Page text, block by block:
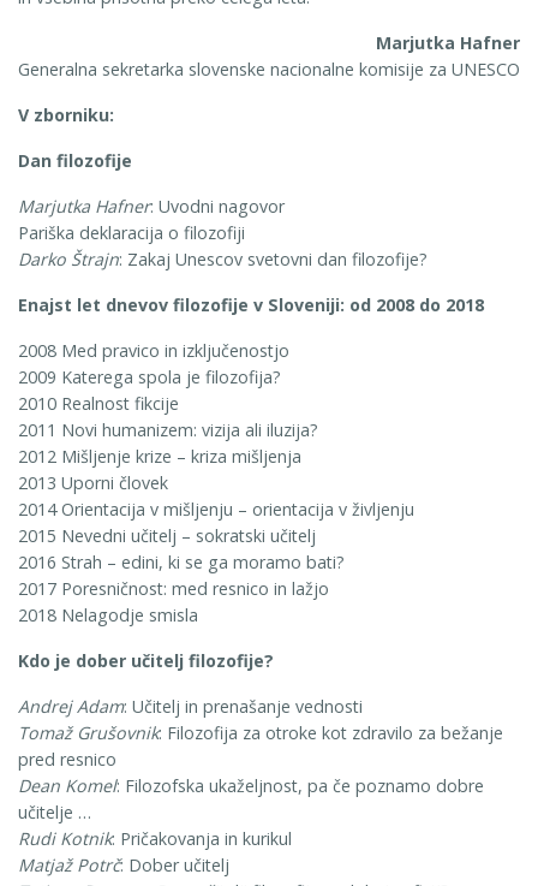
Marjutka Hafner
Generalna sekretarka slovenske nacionalne komisije za UNESCO
V zborniku:
Dan filozofije
Marjutka Hafner: Uvodni nagovor
Pariška deklaracija o filozofiji
Darko Štrajn: Zakaj Unescov svetovni dan filozofije?
Enajst let dnevov filozofije v Sloveniji: od 2008 do 2018
2008 Med pravico in izključenostjo
2009 Katerega spola je filozofija?
2010 Realnost fikcije
2011 Novi humanizem: vizija ali iluzija?
2012 Mišljenje krize – kriza mišljenja
2013 Uporni človek
2014 Orientacija v mišljenju – orientacija v življenju
2015 Nevedni učitelj – sokratski učitelj
2016 Strah – edini, ki se ga moramo bati?
2017 Poresničnost: med resnico in lažjo
2018 Nelagodje smisla
Kdo je dober učitelj filozofije?
Andrej Adam: Učitelj in prenašanje vednosti
Tomaž Grušovnik: Filozofija za otroke kot zdravilo za bežanje
pred resnico
Dean Komel: Filozofska ukaželjnost, pa če poznamo dobre
učitelje …
Rudi Kotnik: Pričakovanja in kurikul
Matjaž Potrč: Dober učitelj